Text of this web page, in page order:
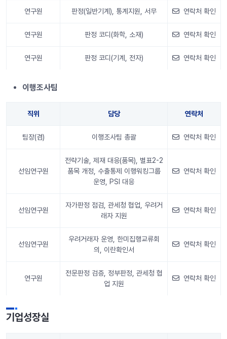
연구원 판정(일반기계), 통계지원, 서무 연락처 확인
연구원 판정 코디(화학, 소재) 연락처 확인
연구원 판정 코디(기계, 전자) 연락처 확인
이행조사팀
직위 담당 연락처
팀장(겸) 이행조사팀 총괄 연락처 확인
선임연구원
전략기술, 제재 대응(품목), 별표2-2
품목 개정, 수출통제 이행워킹그룹
운영, PSI 대응
연락처 확인
선임연구원
자가판정 점검, 관세청 협업, 우려거
래자 지원
연락처 확인
선임연구원
우려거래자 운영, 한미집행교류회
의, 이란확인서
연락처 확인
연구원
전문판정 검증, 정부판정, 관세청 협
업 지원
연락처 확인
기업성장실